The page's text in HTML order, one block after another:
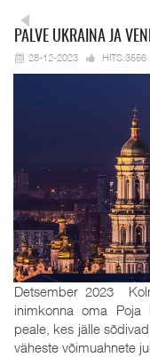
PALVE UKRAINA JA
28-12-2023 HITS:3556
Detsember 2023
inimkonna oma Poja
peale, kes jälle
väheste võimuahnete